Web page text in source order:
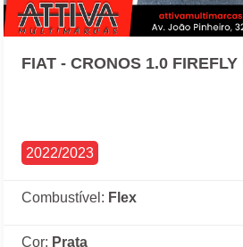
FIAT - CRONOS 1.0
2022/2023
Combustível: Flex
Cor: Prata